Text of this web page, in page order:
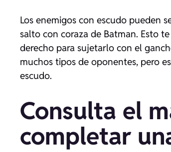
Los enemigos con escudo pueden
salto con coraza de Batman. Esto
derecho para sujetarlo con el
muchos tipos de oponentes, pero
escudo.
Consulta el
completar